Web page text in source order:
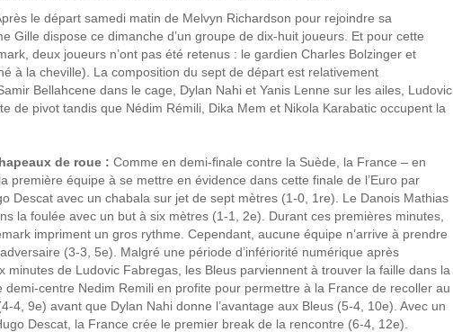
le départ samedi matin de Melvyn Richardson pour rejoindre sa
Gille dispose ce dimanche d’un groupe de dix-huit joueurs. Et pour cette
deux joueurs n’ont pas été retenus : le gardien Charles Bolzinger et
à la cheville). La composition du sept de départ est relativement
Bellahcene dans le cage, Dylan Nahi et Yanis Lenne sur les ailes, Ludovic
de pivot tandis que Nédim Rémili, Dika Mem et Nikola Karabatic occupent la
de roue : Comme en demi-finale contre la Suède, la France – en
première équipe à se mettre en évidence dans cette finale de l’Euro par
Descat avec un chabala sur jet de sept mètres (1-0, 1re). Le Danois Mathias
la foulée avec un but à six mètres (1-1, 2e). Durant ces premières minutes,
impriment un gros rythme. Cependant, aucune équipe n’arrive à prendre
(3-3, 5e). Malgré une période d’infériorité numérique après
minutes de Ludovic Fabregas, les Bleus parviennent à trouver la faille dans la
demi-centre Nedim Remili en profite pour permettre à la France de recoller au
4, 9e) avant que Dylan Nahi donne l’avantage aux Bleus (5-4, 10e). Avec un
Descat, la France crée le premier break de la rencontre (6-4, 12e).